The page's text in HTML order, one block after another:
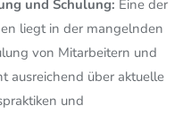
und Schulung: Eine der
liegt in der mangelnden
von Mitarbeitern und
ausreichend über aktuelle
und